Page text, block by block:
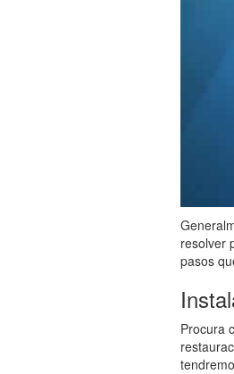
resolver
pasos
Procura